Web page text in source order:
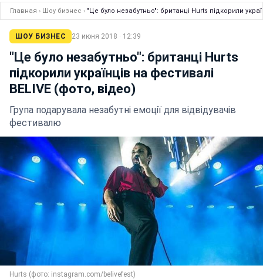
Главная › Шоу бизнес › "Це було незабутньо": британці Hurts підкорили
ШОУ БИЗНЕС 23 июня 2018 · 12:39
"Це було незабутньо": британці Hurts
підкорили українців на фестивалі
BELIVE (фото, відео)
Група подарувала незабутні емоції для відвідувачів
фестивалю
Hurts (фото: instagram.com/belivefest)